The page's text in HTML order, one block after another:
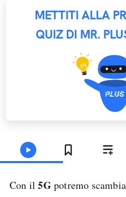
METTITI ALLA
QUIZ DI MR.
Con il5G potremo